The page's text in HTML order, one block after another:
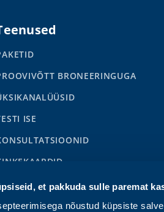
et pakkuda sulle paremat
nõustud küpsiste
BRONEERINGUGA
ISE
BUSS